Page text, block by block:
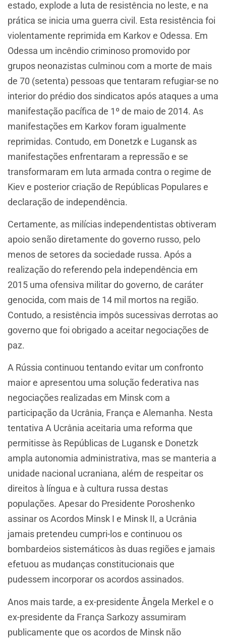
estado, explode a luta de resistência no leste, e na
prática se inicia uma guerra civil. Esta resistência foi
violentamente reprimida em Karkov e Odessa. Em
Odessa um incêndio criminoso promovido por
grupos neonazistas culminou com a morte de mais
de 70 (setenta) pessoas que tentaram refugiar-se no
interior do prédio dos sindicatos após ataques a uma
manifestação pacífica de 1º de maio de 2014. As
manifestações em Karkov foram igualmente
reprimidas. Contudo, em Donetzk e Lugansk as
manifestações enfrentaram a repressão e se
transformaram em luta armada contra o regime de
Kiev e posterior criação de Repúblicas Populares e
declaração de independência.
Certamente, as milícias independentistas obtiveram
apoio senão diretamente do governo russo, pelo
menos de setores da sociedade russa. Após a
realização do referendo pela independência em
2015 uma ofensiva militar do governo, de caráter
genocida, com mais de 14 mil mortos na região.
Contudo, a resistência impôs sucessivas derrotas ao
governo que foi obrigado a aceitar negociações de
paz.
A Rússia continuou tentando evitar um confronto
maior e apresentou uma solução federativa nas
negociações realizadas em Minsk com a
participação da Ucrânia, França e Alemanha. Nesta
tentativa A Ucrânia aceitaria uma reforma que
permitisse às Repúblicas de Lugansk e Donetzk
ampla autonomia administrativa, mas se manteria a
unidade nacional ucraniana, além de respeitar os
direitos à língua e à cultura russa destas
populações. Apesar do Presidente Poroshenko
assinar os Acordos Minsk I e Minsk II, a Ucrânia
jamais pretendeu cumpri-los e continuou os
bombardeios sistemáticos às duas regiões e jamais
efetuou as mudanças constitucionais que
pudessem incorporar os acordos assinados.
Anos mais tarde, a ex-presidente Ângela Merkel e o
ex-presidente da França Sarkozy assumiram
publicamente que os acordos de Minsk não